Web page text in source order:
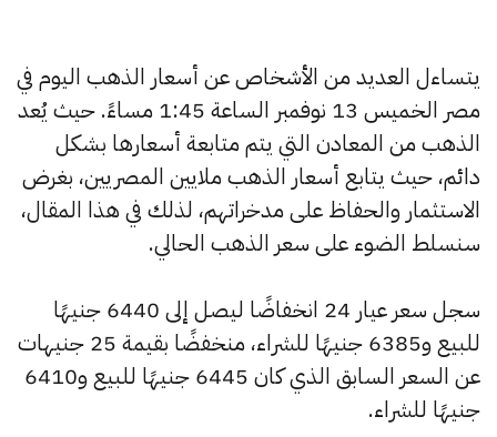
يتساءل العديد من الأشخاص عن أسعار الذهب اليوم في
مصر الخميس 13 نوفمبر الساعة 1:45 مساءً. حيث يُعد
الذهب من المعادن التي يتم متابعة أسعارها بشكل
دائم، حيث يتابع أسعار الذهب ملايين المصريين، بغرض
الاستثمار والحفاظ على مدخراتهم، لذلك في هذا المقال،
سنسلط الضوء على سعر الذهب الحالي.
سجل سعر عيار 24 انخفاضًا ليصل إلى 6440 جنيهًا
للبيع و6385 جنيهًا للشراء، منخفضًا بقيمة 25 جنيهات
عن السعر السابق الذي كان 6445 جنيهًا للبيع و6410
جنيهًا للشراء.